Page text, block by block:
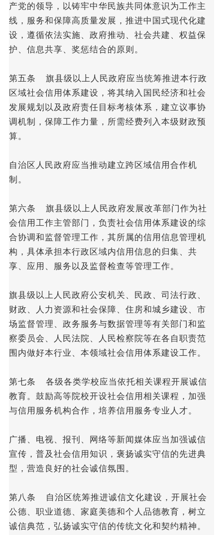
产党的领导，以铸牢中华民族共同体意识为工作主
线，服务和保障高质量发展，推进中国式现代化建
设，遵循依法实施、政府推动、社会共建、权益保
护、信息共享、奖惩结合的原则。
第五条 旗县级以上人民政府应当统筹推进本行政
区域社会信用体系建设，将其纳入国民经济和社会
发展规划以及政府责任目标考核体系，建立议事协
调机制，保障工作力量，所需经费列入本级财政预
算。
自治区人民政府应当推动建立跨区域信用合作机
制。
第六条 旗县级以上人民政府发展改革部门作为社
会信用工作主管部门，负责社会信用体系建设的综
合协调和监督管理工作，其所属的信用信息管理机
构，具体承担本行政区域内信用信息的归集、共
享、应用、服务以及监督检查等管理工作。
旗县级以上人民政府公安机关、民政、司法行政、
财政、人力资源和社会保障、住房和城乡建设、市
场监督管理、政务服务与数据管理等有关部门和监
察委员会、人民法院、人民检察院等在各自职责范
围内做好本行业、本领域社会信用体系建设工作。
第七条 各级各类学校应当依托相关课程开展诚信
教育。鼓励高等院校开设社会信用相关课程，加强
与信用服务机构合作，培养信用服务专业人才。
广播、电视、报刊、网络等新闻媒体应当加强诚信
宣传，普及社会信用知识，褒扬诚实守信的先进典
型，营造良好的社会诚信氛围。
第八条 自治区统筹推进诚信文化建设，开展社会
公德、职业道德、家庭美德和个人品德教育，树立
诚信典范，弘扬诚实守信的传统文化和契约精神。